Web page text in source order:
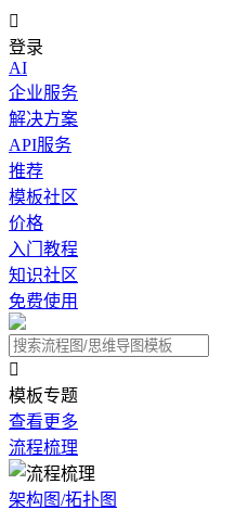

登录
AI
企业服务
解决方案
API服务
推荐
模板社区
价格
入门教程
知识社区
免费使用

模板专题
查看更多
流程梳理
架构图/拓扑图